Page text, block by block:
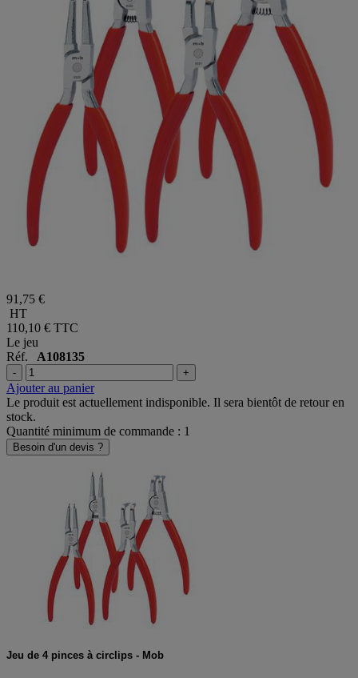
91,75 €
HT
110,10 € TTC
Le jeu
Réf. A108135
- +
Ajouter au panier
Le produit est actuellement indisponible. Il sera bientôt de retour en
stock.
Quantité minimum de commande : 1
Besoin d'un devis ?
Jeu de 4 pinces à circlips - Mob